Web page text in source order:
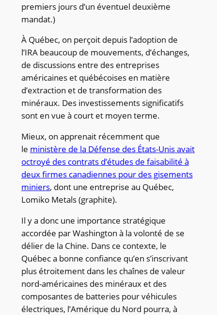
premiers jours d’un éventuel deuxième
mandat.)
À Québec, on perçoit depuis l’adoption de
l’IRA beaucoup de mouvements, d’échanges,
de discussions entre des entreprises
américaines et québécoises en matière
d’extraction et de transformation des
minéraux. Des investissements significatifs
sont en vue à court et moyen terme.
Mieux, on apprenait récemment que
le ministère de la Défense des États-Unis avait
octroyé des contrats d’études de faisabilité à
deux firmes canadiennes pour des gisements
miniers, dont une entreprise au Québec,
Lomiko Metals (graphite).
Il y a donc une importance stratégique
accordée par Washington à la volonté de se
délier de la Chine. Dans ce contexte, le
Québec a bonne confiance qu’en s’inscrivant
plus étroitement dans les chaînes de valeur
nord-américaines des minéraux et des
composantes de batteries pour véhicules
électriques, l’Amérique du Nord pourra, à